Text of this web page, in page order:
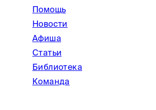
Помощь
Новости
Афиша
Статьи
Библиотека
Команда